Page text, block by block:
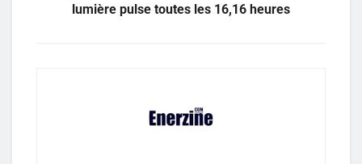
lumière pulse toutes les 16,16 heures